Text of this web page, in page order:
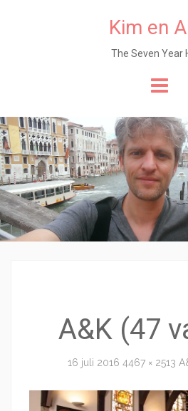
Kim en
The Seven Year
de
content
A&K (47
16 juli 2016 4467 × 2513